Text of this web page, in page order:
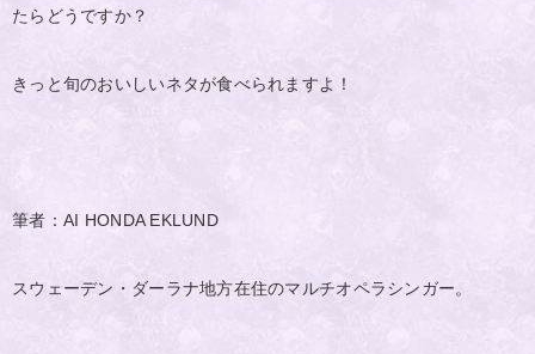
たらどうですか？
きっと旬のおいしいネタが食べられますよ！
筆者：AI HONDA EKLUND
スウェーデン・ダーラナ地方在住のマルチオペラシンガー。